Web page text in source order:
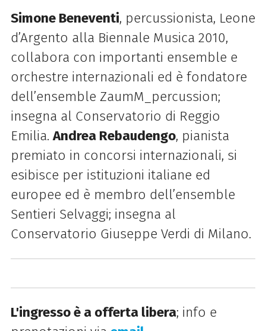
Simone Beneventi, percussionista, Leone
d’Argento alla Biennale Musica 2010,
collabora con importanti ensemble e
orchestre internazionali ed è fondatore
dell’ensemble ZaumM_percussion;
insegna al Conservatorio di Reggio
Emilia.Andrea Rebaudengo, pianista
premiato in concorsi internazionali, si
esibisce per istituzioni italiane ed
europee ed è membro dell’ensemble
Sentieri Selvaggi; insegna al
Conservatorio Giuseppe Verdi di Milano.
L'ingresso è a offerta libera; info e